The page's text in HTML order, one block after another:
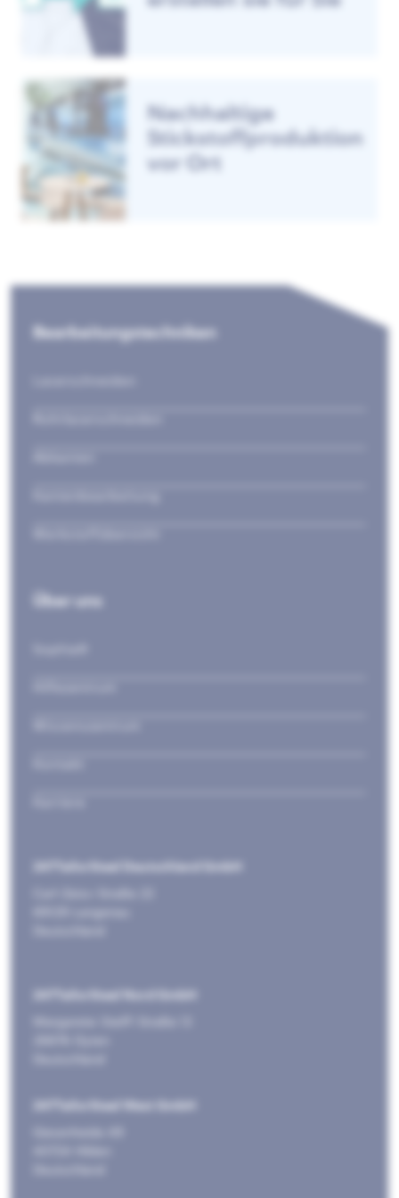
Nachhaltige
Stickstoffproduktion
vor Ort
Bearbeitungstechniken
Über uns
247TailorSteel Deutschland GmbH
247TailorSteel Nord GmbH
247TailorSteel West GmbH